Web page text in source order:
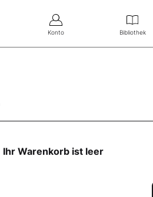
Konto Bibliothek
Ihr Warenkorb ist leer